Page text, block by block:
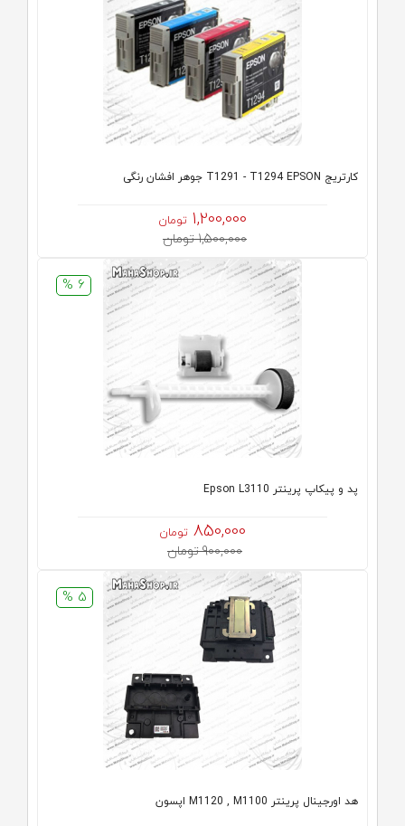
کارتریج T1291 - T1294 EPSON جوهر افشان رنگی
1,200,000 تومان
1,500,000 تومان
6 %
پد و پیکاپ پرینتر Epson L3110
850,000 تومان
900,000 تومان
5 %
هد اورجینال پرینتر M1120 , M1100 اپسون